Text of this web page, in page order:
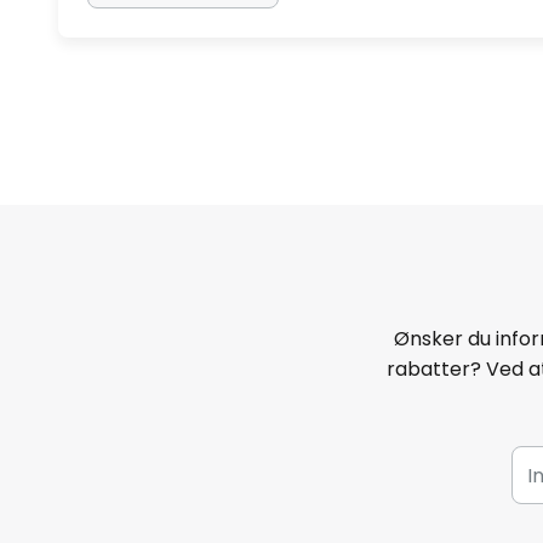
Ønsker du
rabatter? Ved